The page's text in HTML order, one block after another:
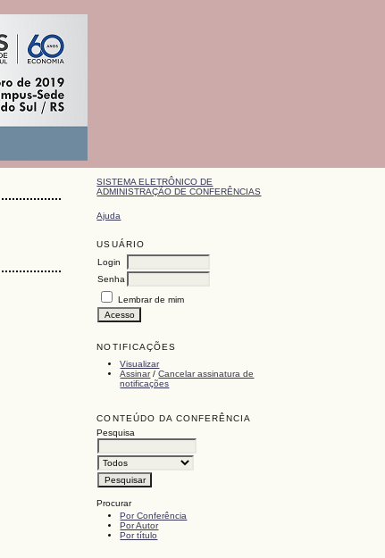
SISTEMA ELETRÔNICO DE
ADMINISTRAÇÃO DE CONFERÊNCIAS
Ajuda
USUÁRIO
Login
Senha
Lembrar de mim
NOTIFICAÇÕES
Visualizar
Assinar/Cancelar assinatura de
notificações
CONTEÚDO DA CONFERÊNCIA
Pesquisa
Procurar
Por Conferência
Por Autor
Por título